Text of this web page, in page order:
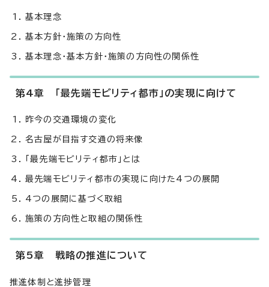
基本理念
基本方針・施策の方向性
基本理念・基本方針・施策の方向性の関係性
第4章 「最先端モビリティ都市」の実現に向けて
昨今の交通環境の変化
名古屋が目指す交通の将来像
「最先端モビリティ都市」とは
最先端モビリティ都市の実現に向けた4つの展開
4つの展開に基づく取組
施策の方向性と取組の関係性
第5章 戦略の推進について
推進体制と進捗管理